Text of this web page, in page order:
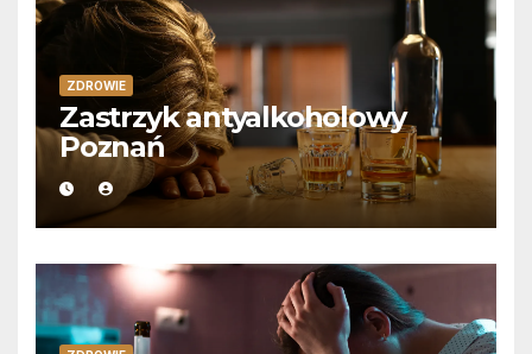
ZDROWIE
Zastrzyk antyalkoholowy
Poznań